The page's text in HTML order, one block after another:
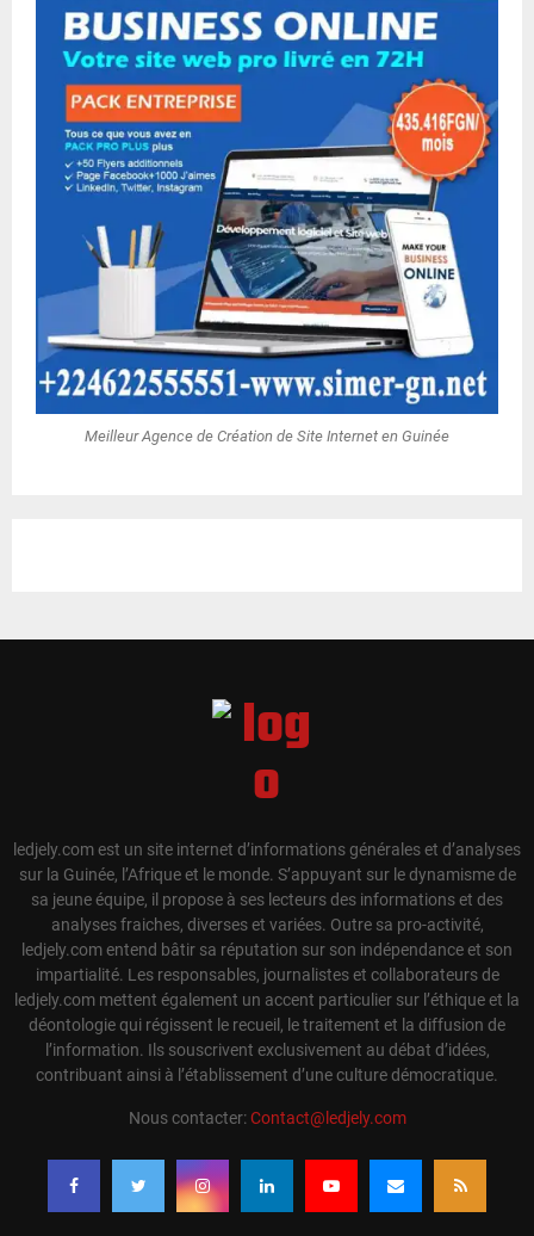
Meilleur Agence de Création de Site Internet en Guinée
ledjely.com est un site internet d’informations générales et d’analyses
sur la Guinée, l’Afrique et le monde. S’appuyant sur le dynamisme de
sa jeune équipe, il propose à ses lecteurs des informations et des
analyses fraiches, diverses et variées. Outre sa pro-activité,
ledjely.com entend bâtir sa réputation sur son indépendance et son
impartialité. Les responsables, journalistes et collaborateurs de
ledjely.com mettent également un accent particulier sur l’éthique et la
déontologie qui régissent le recueil, le traitement et la diffusion de
l’information. Ils souscrivent exclusivement au débat d’idées,
contribuant ainsi à l’établissement d’une culture démocratique.
Nous contacter:Contact@ledjely.com